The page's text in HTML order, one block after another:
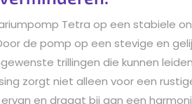
Tetra op een stabiele
de pomp op een stevige en
trillingen die kunnen
zorgt niet alleen voor een
en draagt bij aan een